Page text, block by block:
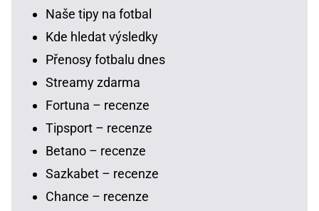
Naše tipy na fotbal
Kde hledat výsledky
Přenosy fotbalu dnes
Streamy zdarma
Fortuna – recenze
Tipsport – recenze
Betano – recenze
Sazkabet – recenze
Chance – recenze